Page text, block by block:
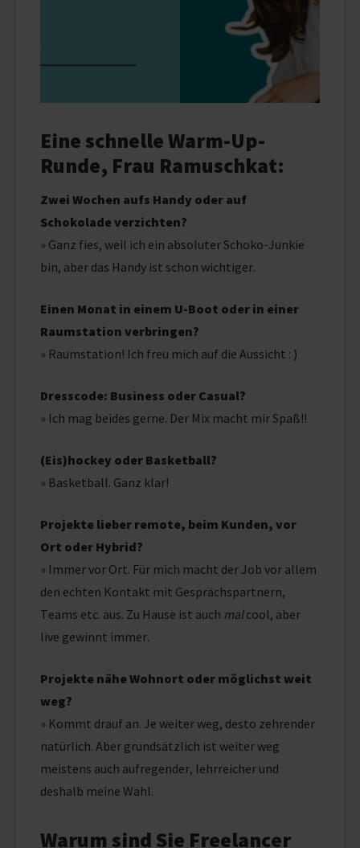
Eine schnelle Warm-Up-
Runde, Frau Ramuschkat:
Zwei Wochen aufs Handy oder auf
Schokolade verzichten?
» Ganz fies, weil ich ein absoluter Schoko-Junkie
bin, aber das Handy ist schon wichtiger.
Einen Monat in einem U-Boot oder in einer
Raumstation verbringen?
» Raumstation! Ich freu mich auf die Aussicht : )
Dresscode: Business oder Casual?
» Ich mag beides gerne. Der Mix macht mir Spaß!!
(Eis)hockey oder Basketball?
» Basketball. Ganz klar!
Projekte lieber remote, beim Kunden, vor
Ort oder Hybrid?
» Immer vor Ort. Für mich macht der Job vor allem
den echten Kontakt mit Gesprächspartnern,
Teams etc. aus. Zu Hause ist auch malcool, aber
live gewinnt immer.
Projekte nähe Wohnort oder möglichst weit
weg?
» Kommt drauf an. Je weiter weg, desto zehrender
natürlich. Aber grundsätzlich ist weiter weg
meistens auch aufregender, lehrreicher und
deshalb meine Wahl.
Warum sind Sie Freelancer